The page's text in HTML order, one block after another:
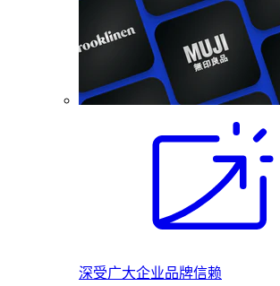
深受广大企业品牌信赖